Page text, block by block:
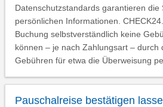
Datenschutzstandards garantieren die
persönlichen Informationen.
Buchung selbstverständlich keine
können – je nach Zahlungsart – durch
Gebühren für etwa die Überweisung
Pauschalreise bestätigen